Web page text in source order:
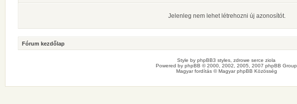
Jelenleg nem lehet létrehozni új azonosítót.
Fórum kezdőlap
Style by phpBB3 styles , zdrowe serce ziola
Powered by phpBB © 2000, 2002, 2005, 2007 phpBB Group
Magyar fordítás ©Magyar phpBB Közösség